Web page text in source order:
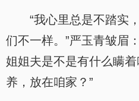
“我心里总是不踏实
们不一样。”严玉青皱眉
姐姐夫是不是有什么瞒
养，放在咱家？”